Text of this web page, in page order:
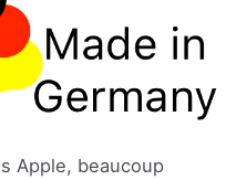
Apple, beaucoup